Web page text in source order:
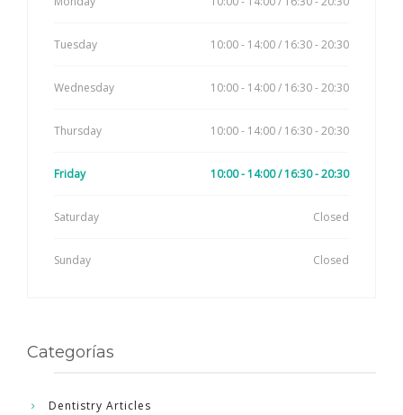
Tuesday 10:00 - 14:00 / 16:30 - 20:30
Wednesday 10:00 - 14:00 / 16:30 - 20:30
Thursday 10:00 - 14:00 / 16:30 - 20:30
Friday 10:00 - 14:00 / 16:30 - 20:30
Saturday Closed
Sunday Closed
Categorías
Dentistry Articles